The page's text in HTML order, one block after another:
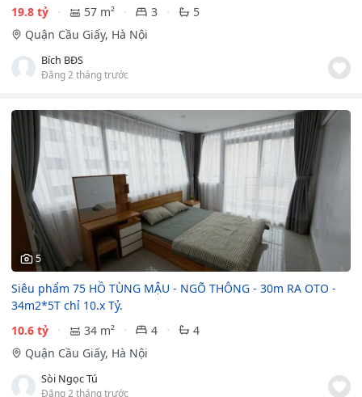
19.8 tỷ
57 m² 3
5
Quận Cầu Giấy, Hà Nội
Bích BĐS
Đăng 2 tháng trước
5
Siêu phẩm 75 HỒ TÙNG MẬU - NGÕ THÔNG - 30m RA OTO -
34m2*5T chỉ 10.x Tỷ.
10.6 tỷ
34 m² 4
4
Quận Cầu Giấy, Hà Nội
Sòi Ngọc Tú
Đăng 2 tháng trước